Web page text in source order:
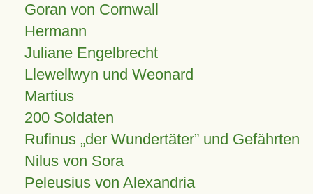
Goran von Cornwall
Hermann
Juliane Engelbrecht
Llewellwyn und Weonard
Martius
200 Soldaten
Rufinus „der Wundertäter” und Gefährten
Nilus von Sora
Peleusius von Alexandria